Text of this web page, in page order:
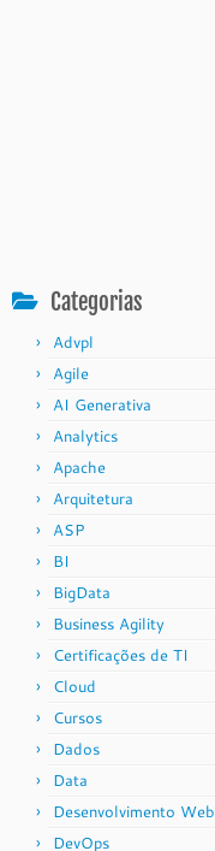
Categorias
Advpl
Agile
AI Generativa
Analytics
Apache
Arquitetura
ASP
BI
BigData
Business Agility
Certificações de TI
Cloud
Cursos
Dados
Data
Desenvolvimento Web
DevOps